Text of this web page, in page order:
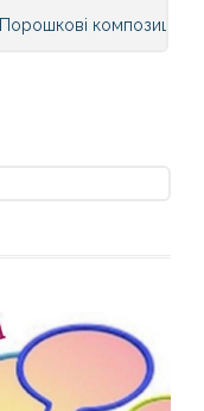
Порошкові композиційні